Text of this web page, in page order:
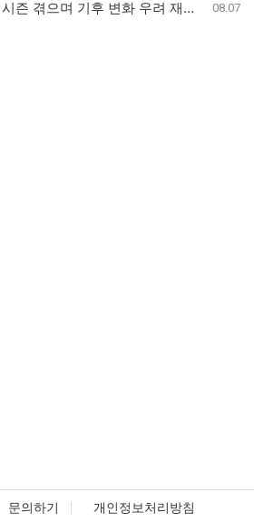
캐나다, 올해 대형 산불 시즌 겪으며 기후 변화 우려 재점화 08.07
문의하기 개인정보처리방침